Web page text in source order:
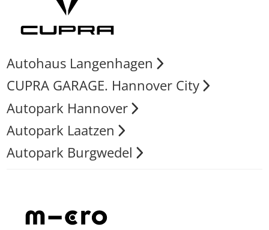
Autohaus Langenhagen
CUPRA GARAGE. Hannover City
Autopark Hannover
Autopark Laatzen
Autopark Burgwedel